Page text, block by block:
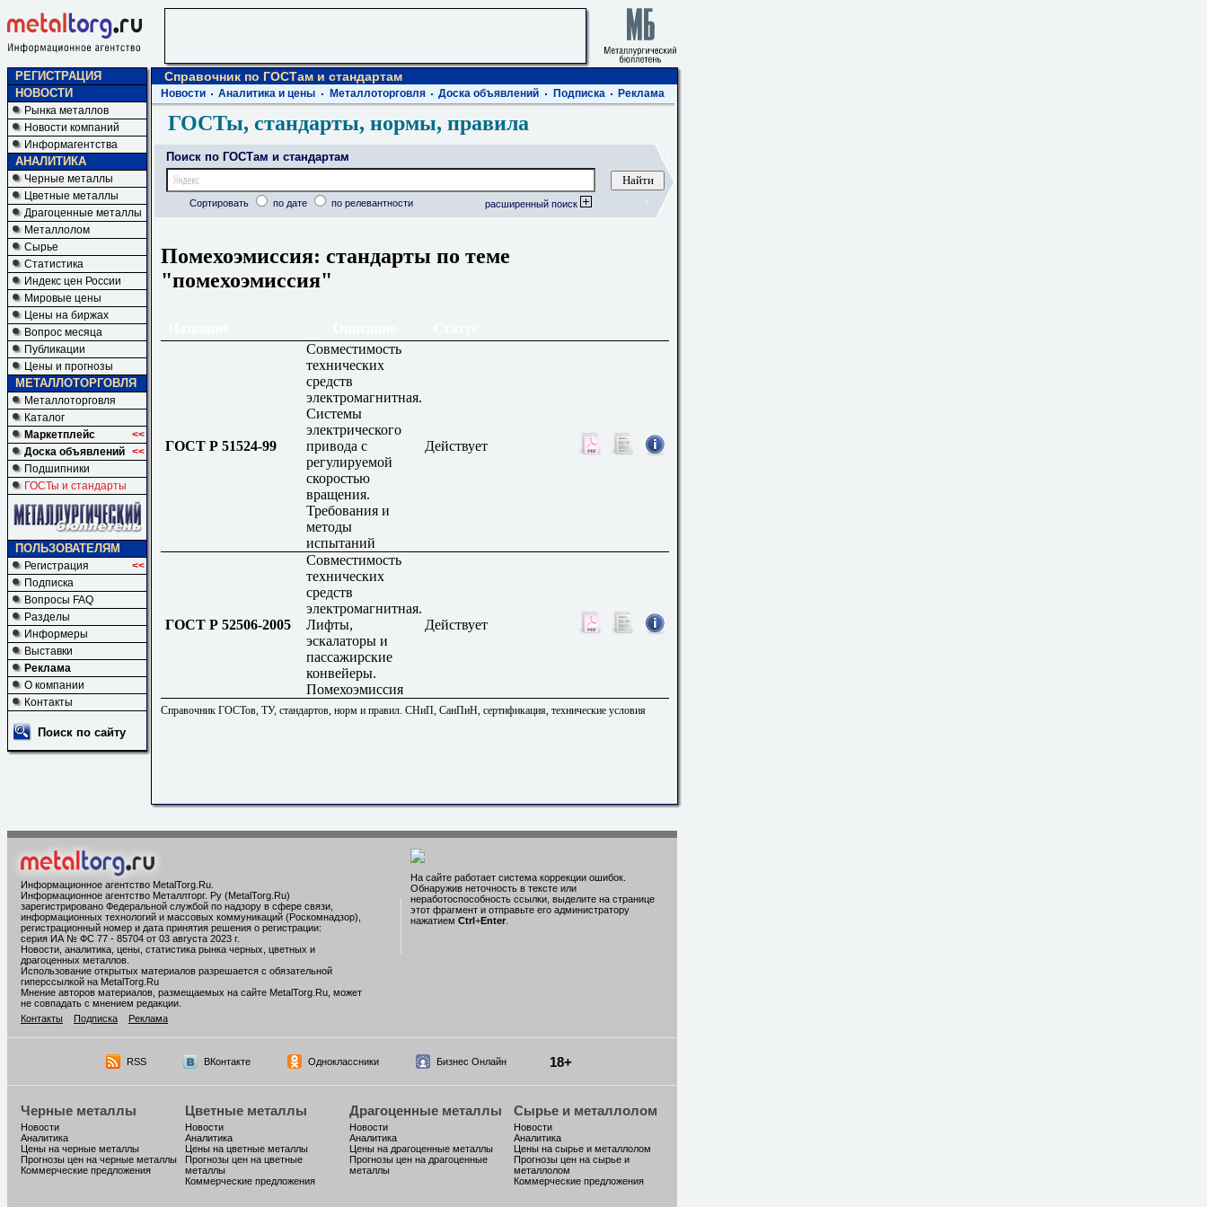
РЕГИСТРАЦИЯ
НОВОСТИ
Рынка металлов
Новости компаний
Информагентства
АНАЛИТИКА
Черные металлы
Цветные металлы
Драгоценные металлы
Металлолом
Сырье
Статистика
Индекс цен России
Мировые цены
Цены на биржах
Вопрос месяца
Публикации
Цены и прогнозы
МЕТАЛЛОТОРГОВЛЯ
Металлоторговля
Каталог
Маркетплейс
<<
Доска объявлений <<
Подшипники
ГОСТы и стандарты
ПОЛЬЗОВАТЕЛЯМ
Регистрация
<<
Подписка
Вопросы FAQ
Разделы
Информеры
Выставки
Реклама
О компании
Контакты
Поиск по сайту
Справочник по ГОСТам и стандартам
Новости Аналитика и цены Металлоторговля Доска объявлений Подписка Реклама
ГОСТы, стандарты, нормы, правила
Поиск по ГОСТам и стандартам
Сортировать по дате по релевантности расширенный поиск
Помехоэмиссия: стандарты по теме
"помехоэмиссия"
ГОСТ Р 51524-99
Совместимость
технических
средств
электромагнитная.
Системы
электрического
привода с
регулируемой
скоростью
вращения.
Требования и
методы
испытаний
Действует
ГОСТ Р 52506-2005
Совместимость
технических
средств
электромагнитная.
Лифты,
эскалаторы и
пассажирские
конвейеры.
Помехоэмиссия
Действует
Справочник ГОСТов, ТУ, стандартов, норм и правил. СНиП, СанПиН, сертификация, технические условия
Информационное агентство MetalTorg.Ru
Информационное агентство Металлторг. Ру (MetalTorg.Ru)
зарегистрировано Федеральной службой по надзору в сфере связи,
информационных технологий и массовых коммуникаций (Роскомнадзор),
регистрационный номер и дата принятия решения о регистрации:
серия ИА № ФС 77 - 85704 от 03 августа 2023 г.
Новости, аналитика, цены, статистика рынка черных, цветных и
драгоценных металлов.
Использование открытых материалов разрешается с обязательной
гиперссылкой на MetalTorg.Ru
Мнение авторов материалов, размещаемых на сайте MetalTorg.Ru, может
не совпадать с мнением редакции.
Контакты
Подписка Реклама
На сайте работает система коррекции ошибок.
Обнаружив неточность в тексте или
неработоспособность ссылки, выделите на странице
этот фрагмент и отправьте его администратору
нажатием Ctrl+Enter
RSS ВКонтакте Одноклассники Бизнес Онлайн 18+
Черные металлы
Новости
Аналитика
Цены на черные металлы
Прогнозы цен на черные металлы
Коммерческие предложения
Цветные металлы
Новости
Аналитика
Цены на цветные металлы
Прогнозы цен на цветные
металлы
Коммерческие предложения
Драгоценные металлы
Новости
Аналитика
Цены на драгоценные металлы
Прогнозы цен на драгоценные
металлы
Сырье и металлолом
Новости
Аналитика
Цены на сырье и металлолом
Прогнозы цен на сырье и
металлолом
Коммерческие предложения